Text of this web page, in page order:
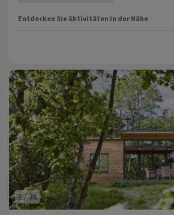
Entdecken Sie Aktivitäten in der Nähe
1/38